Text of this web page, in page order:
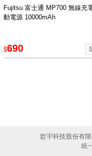
Fujitsu 富士通 MP700 無線充
動電源 10000mAh
$690
歆宇科技股份有
統